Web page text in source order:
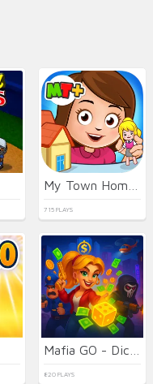
715 PLAYS
820 PLAYS